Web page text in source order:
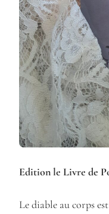
Edition le Livre de
Le diable au corps